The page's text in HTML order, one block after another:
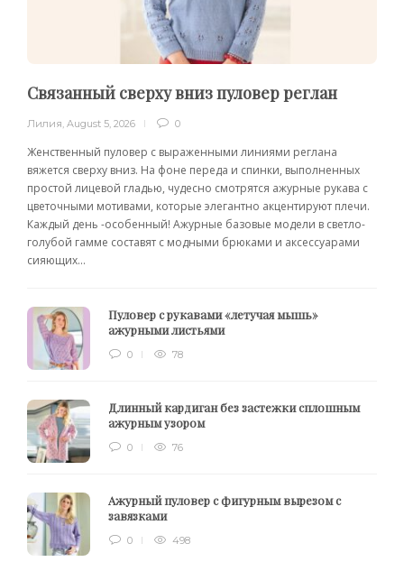
Связанный сверху вниз пуловер реглан
Лилия August 5, 2026 0
Женственный пуловер с выраженными линиями реглана
вяжется сверху вниз. На фоне переда и спинки, выполненных
простой лицевой гладью, чудесно смотрятся ажурные рукава с
цветочными мотивами, которые элегантно акцентируют плечи.
Каждый день -особенный! Ажурные базовые модели в светло-
голубой гамме составят с модными брюками и аксессуарами
сияющих...
Пуловер с рукавами «летучая мышь»
ажурными листьями
0 78
Длинный кардиган без застежки сплошным
ажурным узором
0 76
Ажурный пуловер с фигурным вырезом с
завязками
0 498